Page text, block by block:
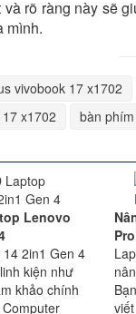
rõ ràng này sẽ
mình.
vivobook 17 x1702
x1702
bàn
Lenovo
2in1 Gen 4
kiện như
khảo chính